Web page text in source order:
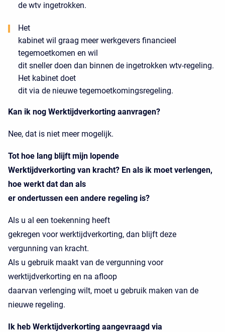
de wtv ingetrokken.
Het
kabinet wil graag meer werkgevers financieel
tegemoetkomen en wil
dit sneller doen dan binnen de ingetrokken wtv-regeling.
Het kabinet doet
dit via de nieuwe tegemoetkomingsregeling.
Kan ik nog Werktijdverkorting aanvragen?
Nee, dat is niet meer mogelijk.
Tot hoe lang blijft mijn lopende
Werktijdverkorting van kracht? En als ik moet verlengen,
hoe werkt dat dan als
er ondertussen een andere regeling is?
Als u al een toekenning heeft
gekregen voor werktijdverkorting, dan blijft deze
vergunning van kracht.
Als u gebruik maakt van de vergunning voor
werktijdverkorting en na afloop
daarvan verlenging wilt, moet u gebruik maken van de
nieuwe regeling.
Ik heb Werktijdverkorting aangevraagd via